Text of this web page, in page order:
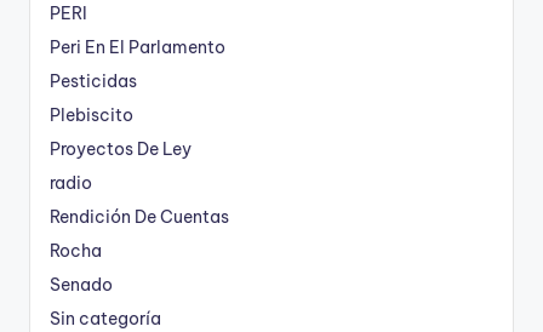
PERI
Peri En El Parlamento
Pesticidas
Plebiscito
Proyectos De Ley
radio
Rendición De Cuentas
Rocha
Senado
Sin categoría